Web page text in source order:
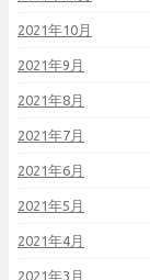
2021年10月
2021年9月
2021年8月
2021年7月
2021年6月
2021年5月
2021年4月
2021年3月